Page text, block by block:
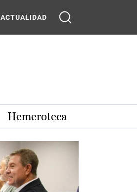
ACTUALIDAD
Hemeroteca